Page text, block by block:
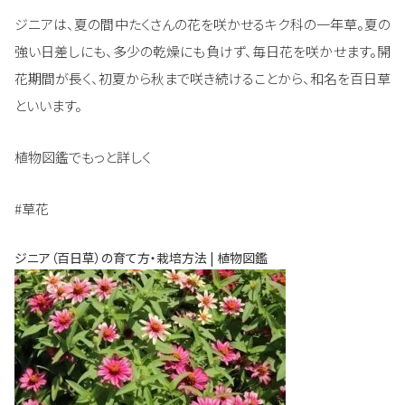
ジニアは、夏の間中たくさんの花を咲かせるキク科の一年草。夏の
強い日差しにも、多少の乾燥にも負けず、毎日花を咲かせます。開
花期間が長く、初夏から秋まで咲き続けることから、和名を百日草
といいます。
植物図鑑でもっと詳しく
#草花
ジニア（百日草）の育て方・栽培方法 | 植物図鑑